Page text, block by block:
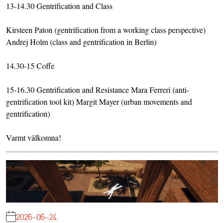
13-14.30 Gentrification and Class
Kirsteen Paton (gentrification from a working class perspective)
Andrej Holm (class and gentrification in Berlin)
14.30-15 Coffe
15-16.30 Gentrification and Resistance Mara Ferreri (anti-
gentrification tool kit) Margit Mayer (urban movements and
gentrification)
Varmt välkomna!
2026-06-24